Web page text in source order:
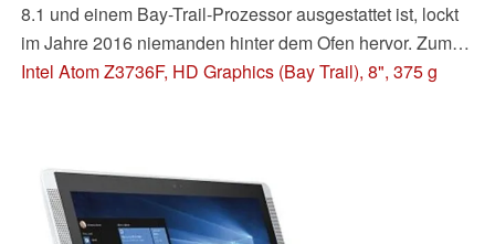
8.1 und einem Bay-Trail-Prozessor ausgestattet ist, lockt
im Jahre 2016 niemanden hinter dem Ofen hervor. Zumal
sich das Gerät an berufliche Nutzer richtet.
verantwortlich.
Intel Atom Z3736F, HD Graphics (Bay Trail), 8", 375 g